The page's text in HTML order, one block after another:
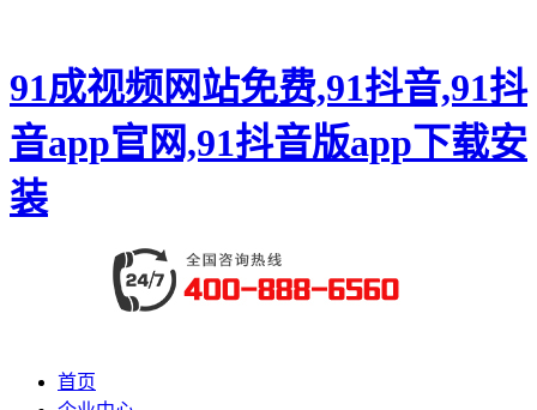
91成视频网站免费,91抖音,91抖
音app官网,91抖音版app下载安
装
首页